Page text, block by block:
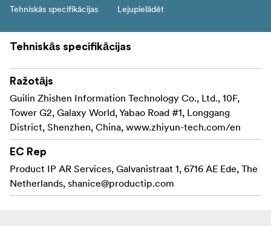
Tehniskās specifikācijas Lejupielādēt
Tehniskās specifikācijas
Ražotājs
Guilin Zhishen Information Technology Co., Ltd., 10F,
Tower G2, Galaxy World, Yabao Road #1, Longgang
District, Shenzhen, China, www.zhiyun-tech.com/en
EC Rep
Product IP AR Services, Galvanistraat 1, 6716 AE Ede, The
Netherlands, shanice@productip.com